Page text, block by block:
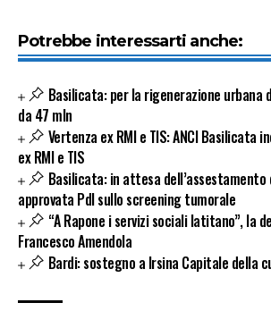
Potrebbe interessarti anche:
Basilicata: per la rigenerazione urbana
da 47 mln
Vertenza ex RMI e TIS: ANCI Basilicata
ex RMI e TIS
Basilicata: in attesa dell’assestamento
approvata Pdl sullo screening tumorale
“A Rapone i servizi sociali latitano”, la
Francesco Amendola
Bardi: sostegno a Irsina Capitale della